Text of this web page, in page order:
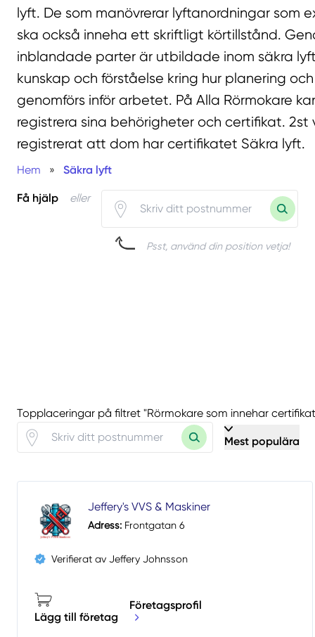
lyft. De som manövrerar lyftanordningar som
ska också inneha ett skriftligt körtillstånd.
inblandade parter är utbildade inom säkra
kunskap och förståelse kring hur planering
genomförs inför arbetet. På Alla Rörmokare
registrera sina behörigheter och certifikat. 2st
registrerat att dom har certifikatet Säkra lyft.
Hem » Säkra lyft
Få hjälp eller
Psst, använd din position vetja!
Topplaceringar på filtret "Rörmokare som innehar
Mest populära
Jeffery's VVS & Maskiner
Adress: Frontgatan 6
Verifierat av Jeffery Johnsson
Lägg till företag
Företagsprofil